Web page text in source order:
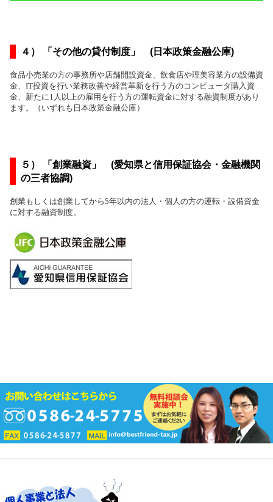
４） 「その他の貸付制度」 (日本政策金融公庫)
食品小売業の方の事務所や店舗開設資金、飲食店や理美容業方の設備資
金、IT投資を行い業務改善や経営革新を行う方のコンピュータ購入資
金、新たに1人以上の雇用を行う方の運転資金に対する融資制度があり
ます。（いずれも日本政策金融公庫）
５） 「創業融資」 (愛知県と信用保証協会・金融機関
の三者協調)
創業もしくは創業してから5年以内の法人・個人の方の運転・設備資金
に対する融資制度。